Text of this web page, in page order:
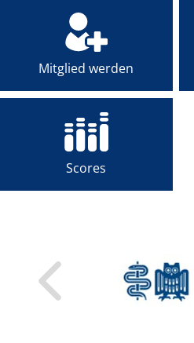
SCORES
SPONSOREN
FELLOWSHIP-
PREISE
Mitglied werden
Scores